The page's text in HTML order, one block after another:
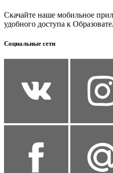
Скачайте наше мобильное
удобного доступа к
Социальные сети